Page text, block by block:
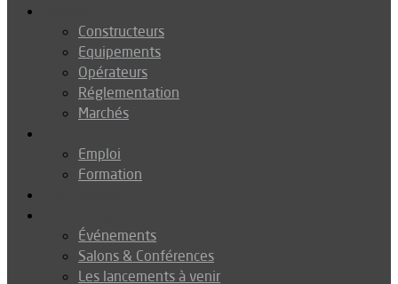
Constructeurs
Equipements
Opérateurs
Réglementation
Marchés
Emploi
Formation
Événements
Salons & Conférences
Les lancements à venir